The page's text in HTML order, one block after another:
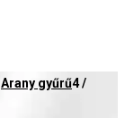
Arany gyűrű4/